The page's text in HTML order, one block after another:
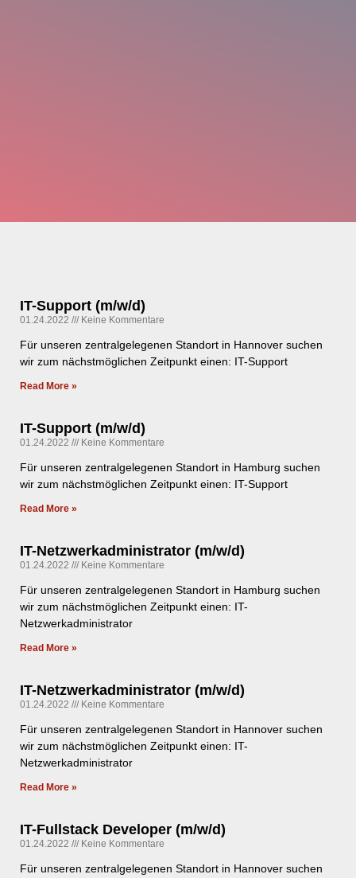
IT-Support (m/w/d)
01.24.2022 Keine Kommentare
Für unseren zentralgelegenen Standort in Hannover suchen
wir zum nächstmöglichen Zeitpunkt einen: IT-Support
Read More »
IT-Support (m/w/d)
01.24.2022 Keine Kommentare
Für unseren zentralgelegenen Standort in Hamburg suchen
wir zum nächstmöglichen Zeitpunkt einen: IT-Support
Read More »
IT-Netzwerkadministrator (m/w/d)
01.24.2022 Keine Kommentare
Für unseren zentralgelegenen Standort in Hamburg suchen
wir zum nächstmöglichen Zeitpunkt einen: IT-
Netzwerkadministrator
Read More »
IT-Netzwerkadministrator (m/w/d)
01.24.2022 Keine Kommentare
Für unseren zentralgelegenen Standort in Hannover suchen
wir zum nächstmöglichen Zeitpunkt einen: IT-
Netzwerkadministrator
Read More »
IT-Fullstack Developer (m/w/d)
01.24.2022 Keine Kommentare
Für unseren zentralgelegenen Standort in Hannover suchen
Maximum file size: 30 MB